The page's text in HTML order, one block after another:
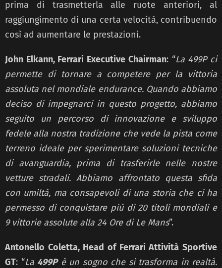
prima di trasmetterla alle ruote anteriori, al
raggiungimento di una certa velocità, contribuendo
così ad aumentare le prestazioni.
John Elkann, Ferrari Executive Chairman: “La 499P ci
permette di tornare a competere per la vittoria
assoluta nel mondiale endurance. Quando abbiamo
deciso di impegnarci in questo progetto, abbiamo
seguito un percorso di innovazione e sviluppo
fedele alla nostra tradizione che vede la pista come
terreno ideale per sperimentare soluzioni tecniche
di avanguardia, prima di trasferirle nelle nostre
vetture stradali. Abbiamo affrontato questa sfida
con umiltà, ma consapevoli di una storia che ci ha
permesso di conquistare più di 20 titoli mondiali e
9 vittorie assolute alla 24 Ore di Le Mans”.
Antonello Coletta, Head of Ferrari Attività Sportive
GT: “La 499Pè un sogno che si trasforma in realtà.